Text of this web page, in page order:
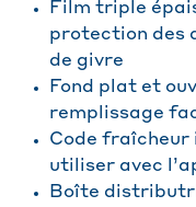
Film triple
protection des
de givre
Fond plat et
remplissage
Code fraîcheur
utiliser avec
Boîte